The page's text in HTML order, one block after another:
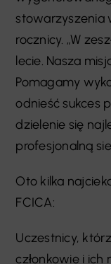
stowarzyszenia
rocznicy. „W
lecie. Nasza
Pomagamy
odnieść sukces
dzielenie się
profesjonalną
Oto kilka
FCICA:
Uczestnicy,
członkowie i ich